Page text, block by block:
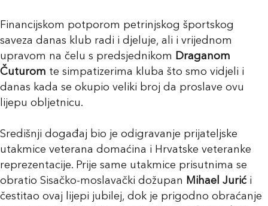
Financijskom potporom petrinjskog športskog
saveza danas klub radi i djeluje, ali i vrijednom
upravom na čelu s predsjednikom Draganom
Čuturom te simpatizerima kluba što smo vidjeli i
danas kada se okupio veliki broj da proslave ovu
lijepu obljetnicu.
Središnji događaj bio je odigravanje prijateljske
utakmice veterana domaćina i Hrvatske veteranke
reprezentacije. Prije same utakmice prisutnima se
obratio Sisačko-moslavački dožupan Mihael Jurići
čestitao ovaj lijepi jubilej, dok je prigodno obraćanje